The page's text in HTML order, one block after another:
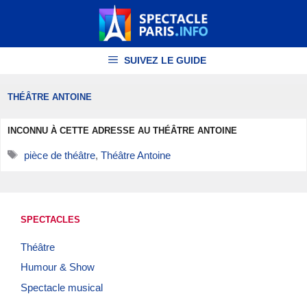
SUIVEZ LE GUIDE
THÉÂTRE ANTOINE
INCONNU À CETTE ADRESSE AU THÉÂTRE ANTOINE
Étiquettes
pièce de théâtre, Théâtre Antoine
SPECTACLES
Théâtre
Humour & Show
Spectacle musical